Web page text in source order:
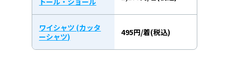
ワイシャツ (カッタ
ーシャツ)
495円/着(税込)